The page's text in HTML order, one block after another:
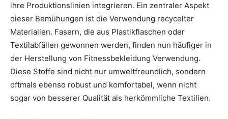
ihre Produktionslinien integrieren. Ein zentraler Aspekt
dieser Bemühungen ist die Verwendung recycelter
Materialien. Fasern, die aus Plastikflaschen oder
Textilabfällen gewonnen werden, finden nun häufiger in
der Herstellung von Fitnessbekleidung Verwendung.
Diese Stoffe sind nicht nur umweltfreundlich, sondern
oftmals ebenso robust und komfortabel, wenn nicht
sogar von besserer Qualität als herkömmliche Textilien.